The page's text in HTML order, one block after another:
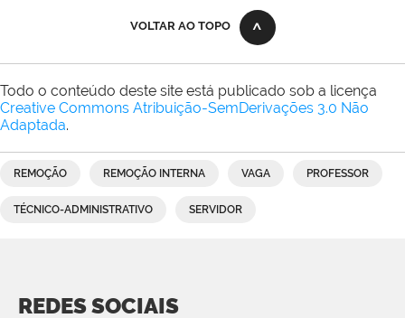
VOLTAR AO TOPO
Todo o conteúdo deste site está publicado sob a licença
Creative Commons Atribuição-SemDerivações 3.0 Não
Adaptada.
REMOÇÃO REMOÇÃO INTERNA VAGA PROFESSOR
TÉCNICO-ADMINISTRATIVO SERVIDOR
REDES SOCIAIS